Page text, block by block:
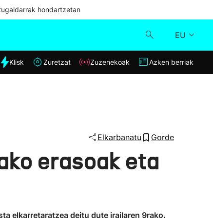
hondartzetan
EU
Klisk
Azken berriak
Klisk Zuretzat Zuzenekoak Azken berriak
Elkarbanatu Gorde
erasoak eta
elkarretaratzea deitu dute irailaren 9rako.